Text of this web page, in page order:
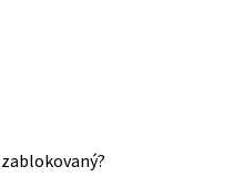
zablokovaný?